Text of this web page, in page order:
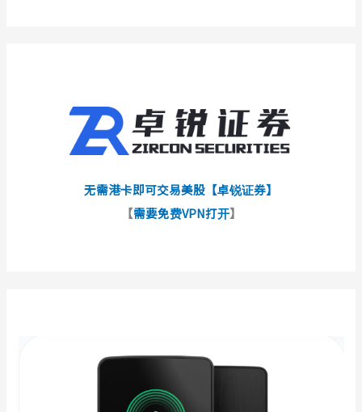
无需港卡即可交易美股【卓锐证券】
【需要免费VPN打开】